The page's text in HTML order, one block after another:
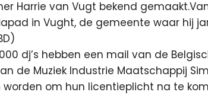
Harrie van Vugt bekend
in Vught, de gemeente waar hij
dj’s hebben een mail van de
de Muziek Industrie Maatschappij
om hun licentieplicht na te